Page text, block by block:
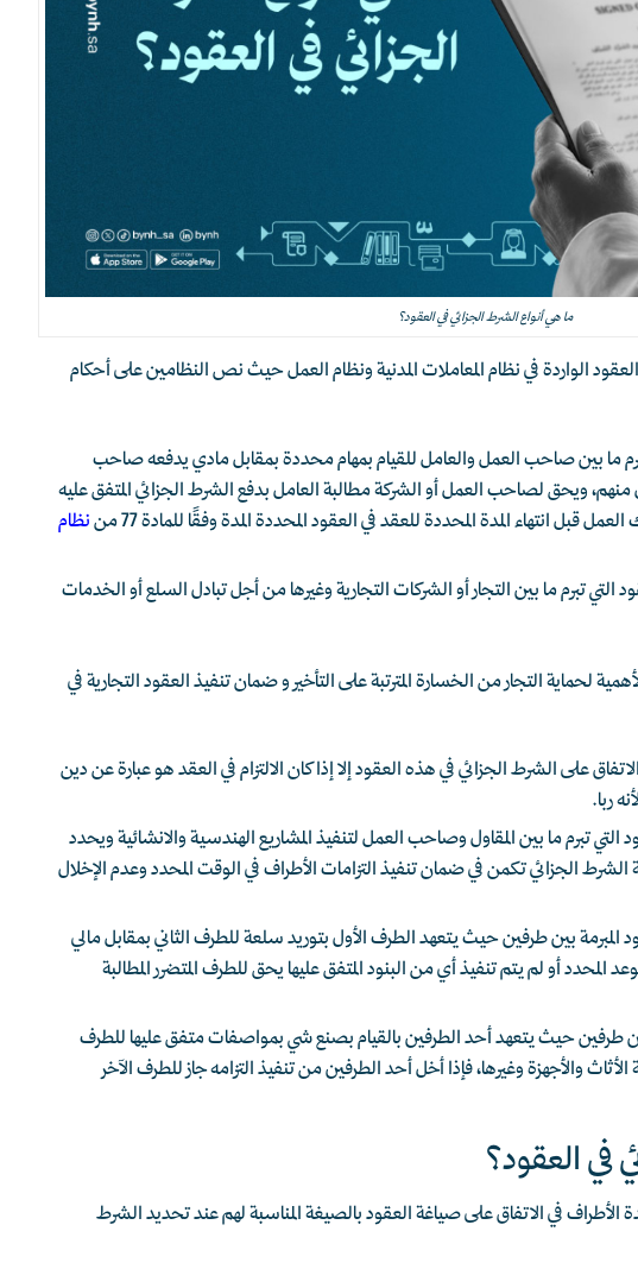
ما هي أنواع الشرط الجزائي في العقود؟
الواردة في نظام المعاملات المدنية ونظام العمل حيث نص النظامين على أحكام
ما بين صاحب العمل والعامل للقيام بمهام محددة بمقابل مادي يدفعه صاحب
ويحق لصاحب العمل أو الشركة مطالبة العامل بدفع الشرط الجزائي المتفق عليه
قبل انتهاء المدة المحددة للعقد في العقود المحددة المدة وفقًا للمادة 77 من
نظام
التي تبرم ما بين التجار أو الشركات التجارية وغيرها من أجل تبادل السلع أو الخدمات
لحماية التجار من الخسارة المترتبة على التأخير و ضمان تنفيذ العقود التجارية في
على الشرط الجزائي في هذه العقود إلا إذا كان الالتزام في العقد هو عبارة عن دين
ربا.
التي تبرم ما بين المقاول وصاحب العمل لتنفيذ المشاريع الهندسية والانشائية ويحدد
الجزائي تكمن في ضمان تنفيذ التزامات الأطراف في الوقت المحدد وعدم الإخلال
المبرمة بين طرفين حيث يتعهد الطرف الأول بتوريد سلعة للطرف الثاني بمقابل مالي
المحدد أو لم يتم تنفيذ أي من البنود المتفق عليها يحق للطرف المتضرر المطالبة
طرفين حيث يتعهد أحد الطرفين بالقيام بصنع شي بمواصفات متفق عليها للطرف
والأجهزة وغيرها، فإذا أخل أحد الطرفين من تنفيذ التزامه جاز للطرف الآخر
في العقود؟
الأطراف في الاتفاق على صياغة العقود بالصيغة المناسبة لهم عند تحديد الشرط